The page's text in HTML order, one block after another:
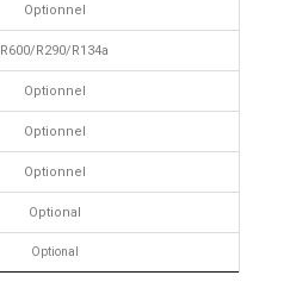
Optionnel
R600/R290/R134a
Optionnel
Optionnel
Optionnel
Optional
Optional